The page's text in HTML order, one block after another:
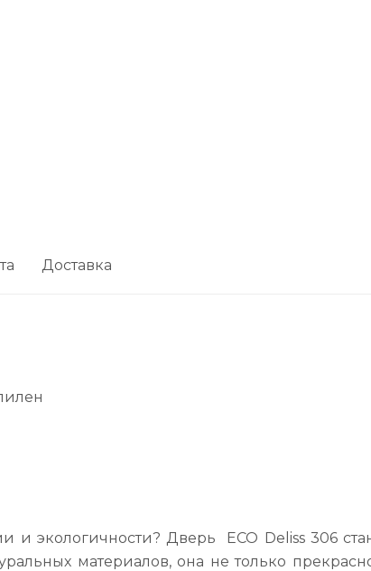
Доставка
и экологичности? Дверь ECO Deliss 306
материалов, она не только